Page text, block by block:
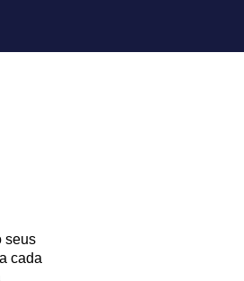
seus
cada